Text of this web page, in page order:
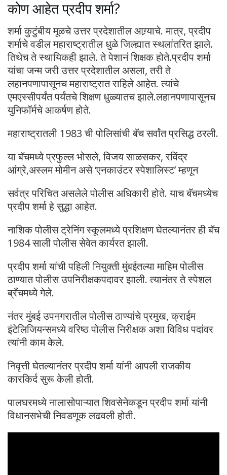
कोण आहेत प्रदीप शर्मा?
शर्मा कुटुंबीय मूळचे उत्तर प्रदेशातील आग्र्याचे. मात्र, प्रदीप
शर्माचे वडील महाराष्ट्रातील धुळे जिल्ह्यात स्थलांतरित झाले.
तिथेच ते स्थायिकही झाले. ते पेशानं शिक्षक होते.प्रदीप शर्मा
यांचा जन्म जरी उत्तर प्रदेशातील असला, तरी ते
लहानपणापासूनच महाराष्ट्रात राहिले आहेत. त्यांचे
एमएस्सीपर्यंत पर्यंतचे शिक्षण धुळ्यातच झाले.लहानपणापासूनच
युनिफॉर्मचे आकर्षण होते.
महाराष्ट्रातली 1983 ची पोलिसांची बॅच सर्वांत प्रसिद्ध ठरली.
या बॅचमध्ये प्रफुल्ल भोसले, विजय साळसकर, रविंद्र
आंग्रे,अस्लम मोमीन असे ‘एनकाउंटर स्पेशालिस्ट’ म्हणून
सर्वत्र परिचित असलेले पोलीस अधिकारी होते. याच बॅचमध्येच
प्रदीप शर्मा हे सुद्धा आहेत.
नाशिक पोलीस ट्रेनिंग स्कूलमध्ये प्रशिक्षण घेतल्यानंतर ही बॅच
1984 साली पोलीस सेवेत कार्यरत झाली.
प्रदीप शर्मा यांची पहिली नियुक्ती मुंबईतल्या माहिम पोलीस
ठाण्यात पोलीस उपनिरीक्षकपदावर झाली. त्यानंतर ते स्पेशल
ब्रँचमध्ये गेले.
नंतर मुंबई उपनगरातील पोलीस ठाण्यांचे प्रमुख, क्राईम
इंटेलिजियन्समध्ये वरिष्ठ पोलीस निरीक्षक अशा विविध पदांवर
त्यांनी काम केले.
निवृत्ती घेतल्यानंतर प्रदीप शर्मा यांनी आपली राजकीय
कारकिर्द सुरू केली होती.
पालघरमध्ये नालासोपाऱ्यात शिवसेनेकडून प्रदीप शर्मा यांनी
विधानसभेची निवडणूक लढवली होती.